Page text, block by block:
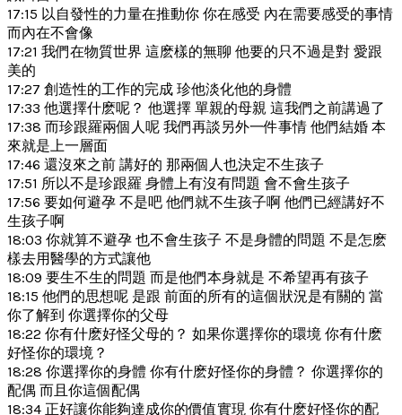
17:15 以自發性的力量在推動你 你在感受 內在需要感受的事情
而內在不會像
17:21 我們在物質世界 這麽樣的無聊 他要的只不過是對 愛跟
美的
17:27 創造性的工作的完成 珍他淡化他的身體
17:33 他選擇什麽呢？ 他選擇 單親的母親 這我們之前講過了
17:38 而珍跟羅兩個人呢 我們再談另外一件事情 他們結婚 本
來就是上一層面
17:46 還沒來之前 講好的 那兩個人也決定不生孩子
17:51 所以不是珍跟羅 身體上有沒有問題 會不會生孩子
17:56 要如何避孕 不是吧 他們就不生孩子啊 他們已經講好不
生孩子啊
18:03 你就算不避孕 也不會生孩子 不是身體的問題 不是怎麽
樣去用醫學的方式讓他
18:09 要生不生的問題 而是他們本身就是 不希望再有孩子
18:15 他們的思想呢 是跟 前面的所有的這個狀況是有關的 當
你了解到 你選擇你的父母
18:22 你有什麽好怪父母的？ 如果你選擇你的環境 你有什麽
好怪你的環境？
18:28 你選擇你的身體 你有什麽好怪你的身體？ 你選擇你的
配偶 而且你這個配偶
18:34 正好讓你能夠達成你的價值實現 你有什麽好怪你的配